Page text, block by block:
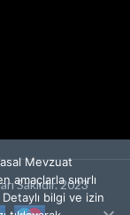
Saklıdır. 2023
Mevzuat
sınırlı
bilgi ve izin